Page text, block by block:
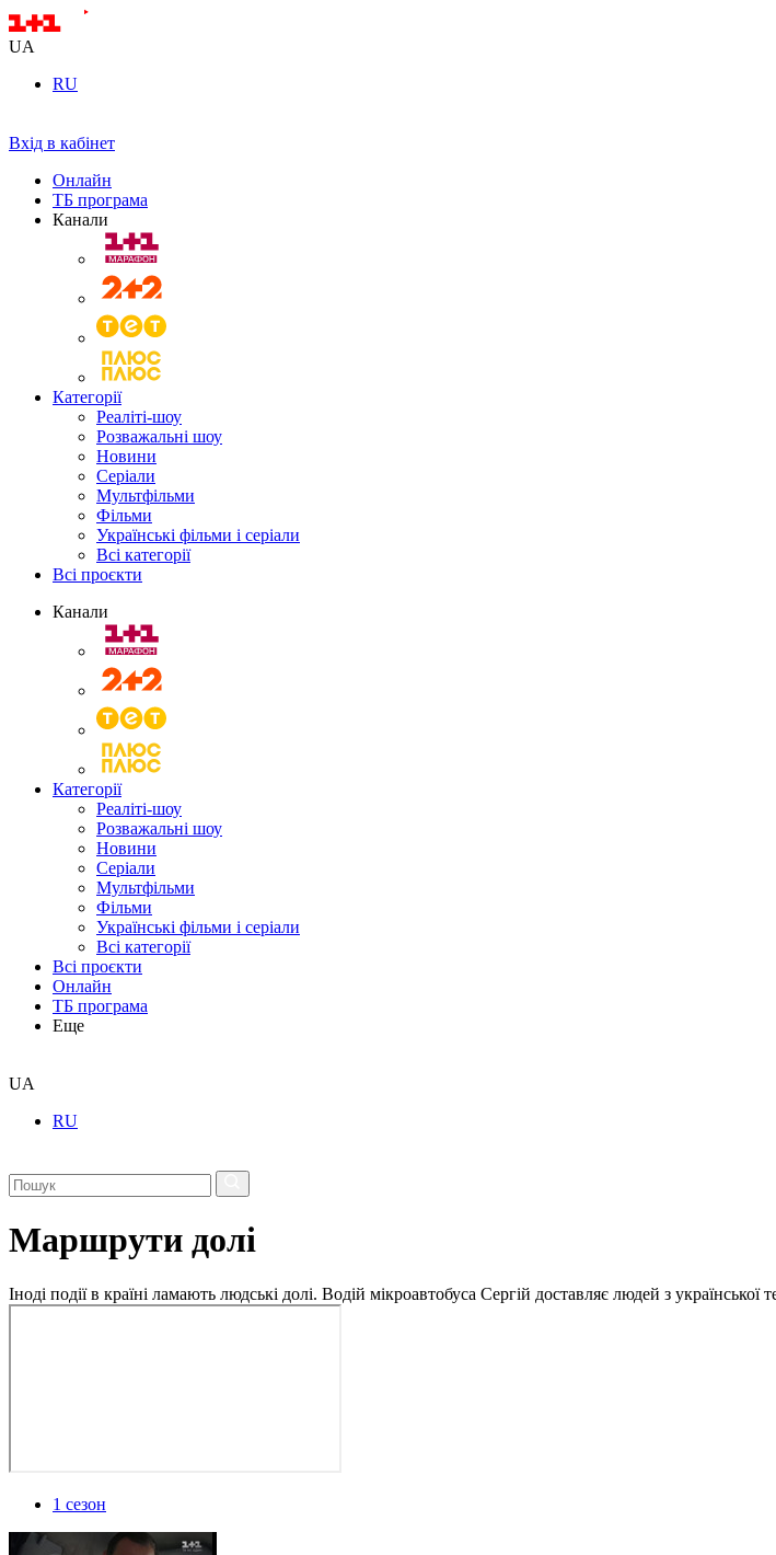
UA
RU
Вхід в кабінет
Онлайн
ТБ програма
Канали
Категорії
Реаліті-шоу
Розважальні шоу
Новини
Серіали
Мультфільми
Фільми
Українські фільми і серіали
Всі категорії
Всі проєкти
Канали
Категорії
Реаліті-шоу
Розважальні шоу
Новини
Серіали
Мультфільми
Фільми
Українські фільми і серіали
Всі категорії
Всі проєкти
Онлайн
ТБ програма
Еще
UA
RU
Маршрути долі
Іноді події в країні ламають людські долі. Водій мікроавтобуса Сергій доставляє людей з
1 сезон